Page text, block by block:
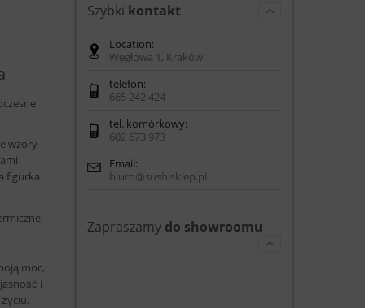
wzory
figurka
moc,
i
Szybki kontakt
Location:
Węgłowa 1, Kraków
telefon:
665 242 424
tel. komórkowy:
602 673 973
Email:
biuro@sushisklep.pl
Zapraszamy do showroomu